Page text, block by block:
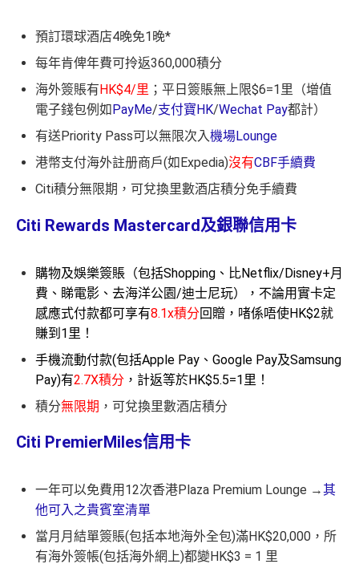
預訂環球酒店4晚免1晚*
每年肯俾年費可拎返360,000積分
海外簽賬有 HK$4/里 ；平日簽賬無上限$6=1里（增值
電子錢包例如 PayMe/支付寶HK/Wechat Pay都計）
有送Priority Pass可以無限次入機場Lounge
港幣支付海外註册商戶(如Expedia)沒有CBF手續費
Citi積分無限期，可兌換里數酒店積分免手續費
Citi Rewards Mastercard及銀聯信用卡
購物及娛樂簽賬（包括Shopping、比Netflix/Disney+月
費、睇電影、去海洋公園/迪士尼玩），不論用實卡定
感應式付款都可享有8.1x積分回贈，啫係唔使HK$2就
賺到1里！
手機流動付款(包括Apple Pay、Google Pay及Samsung
Pay)有2.7X積分 ，計返等於HK$5.5=1里！
積分無限期 ，可兌換里數酒店積分
Citi PremierMiles信用卡
一年可以免費用12次香港Plaza Premium Lounge →其
他可入之貴賓室清單
當月月結單簽賬(包括本地海外全包)滿HK$20,000，所
有海外簽帳(包括海外網上)都變HK$3 = 1 里